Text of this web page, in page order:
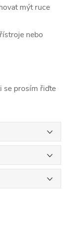
mýt ruce
nebo
se prosím řiďte